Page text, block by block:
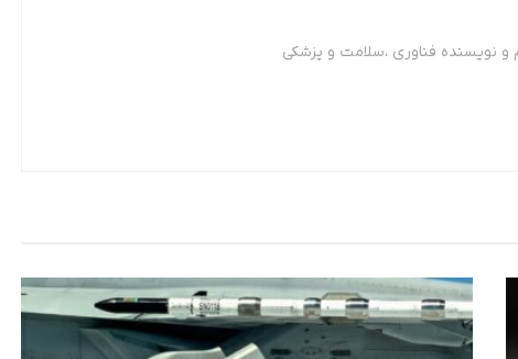
و نویسنده فناوری ،سلامت و پزشکی